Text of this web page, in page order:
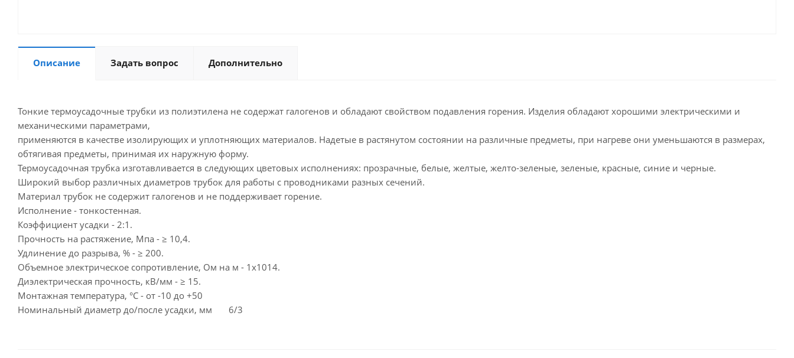
Описание Задать вопрос Дополнительно
Тонкие термоусадочные трубки из полиэтилена не содержат галогенов и обладают свойством подавления горения. Изделия обладают хорошими электрическими и
механическими параметрами,
применяются в качестве изолирующих и уплотняющих материалов. Надетые в растянутом состоянии на различные предметы, при нагреве они уменьшаются в размерах,
обтягивая предметы, принимая их наружную форму.
Термоусадочная трубка изготавливается в следующих цветовых исполнениях: прозрачные, белые, желтые, желто-зеленые, зеленые, красные, синие и черные.
Широкий выбор различных диаметров трубок для работы с проводниками разных сечений.
Материал трубок не содержит галогенов и не поддерживает горение.
Исполнение - тонкостенная.
Коэффициент усадки - 2:1.
Прочность на растяжение, Мпа - ≥ 10,4.
Удлинение до разрыва, % - ≥ 200.
Объемное электрическое сопротивление, Ом на м - 1х1014.
Диэлектрическая прочность, кВ/мм - ≥ 15.
Монтажная температура, °С - от -10 до +50
Номинальный диаметр до/после усадки, мм 6/3